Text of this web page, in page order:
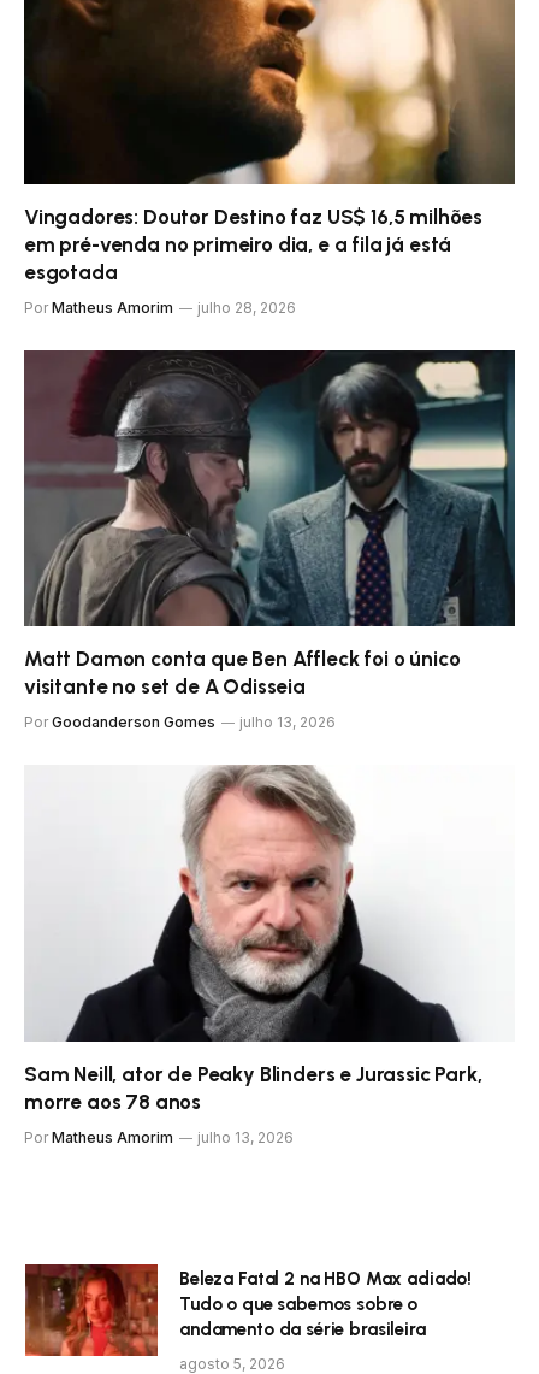
Vingadores: Doutor Destino faz US$ 16,5 milhões
em pré-venda no primeiro dia, e a fila já está
esgotada
Por Matheus Amorim julho 28, 2026
Matt Damon conta que Ben Affleck foi o único
visitante no set de A Odisseia
Por Goodanderson Gomes julho 13, 2026
Sam Neill, ator de Peaky Blinders e Jurassic Park,
morre aos 78 anos
Por Matheus Amorim julho 13, 2026
Beleza Fatal 2 na HBO Max adiado!
Tudo o que sabemos sobre o
andamento da série brasileira
agosto 5, 2026